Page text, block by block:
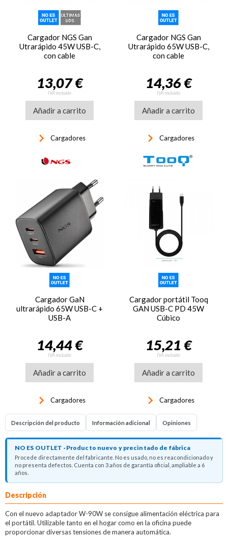
Cargador NGS Gan
Utrarápido 45W USB-C,
con cable
13,07 €
IVA incluido
Añadir a carrito
keyboard_arrow_right Cargadores
Cargador NGS Gan
Utrarápido 65W USB-C,
con cable
14,36 €
IVA incluido
Añadir a carrito
keyboard_arrow_right Cargadores
Cargador GaN
ultrarápido 65W USB-C +
USB-A
14,44 €
IVA incluido
Añadir a carrito
keyboard_arrow_right Cargadores
Cargador portátil Tooq
GAN USB-C PD 45W
Cúbico
15,21 €
IVA incluido
Añadir a carrito
keyboard_arrow_right Cargadores
Descripción del producto Información adicional Opiniones
NO ES OUTLET · Producto nuevo y precintado de fábrica
Procede directamente del fabricante. No es usado, no es reacondicionado y
no presenta defectos. Cuenta con 3 años de garantía oficial, ampliable a 6
años.
Descripción
Con el nuevo adaptador W-90W se consigue alimentación eléctrica para
el portátil. Utilizable tanto en el hogar como en la oficina puede
proporcionar diversas tensiones de manera automática.